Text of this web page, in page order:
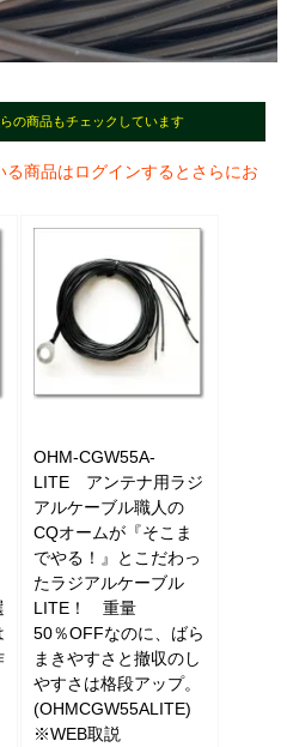
の商品もチェックしています
る商品はログインするとさらにお
OHM-CGW55A-
LITE アンテナ用ラジ
アルケーブル職人の
CQオームが『そこま
でやる！』とこだわっ
たラジアルケーブル
LITE！ 重量
50％OFFなのに、ばら
まきやすさと撤収のし
やすさは格段アップ。
(OHMCGW55ALITE)
※WEB取説